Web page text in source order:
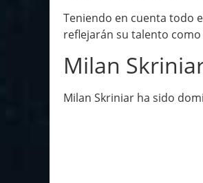
Teniendo en cuenta todo
reflejarán su talento
Milan
Milan Skriniar ha sido